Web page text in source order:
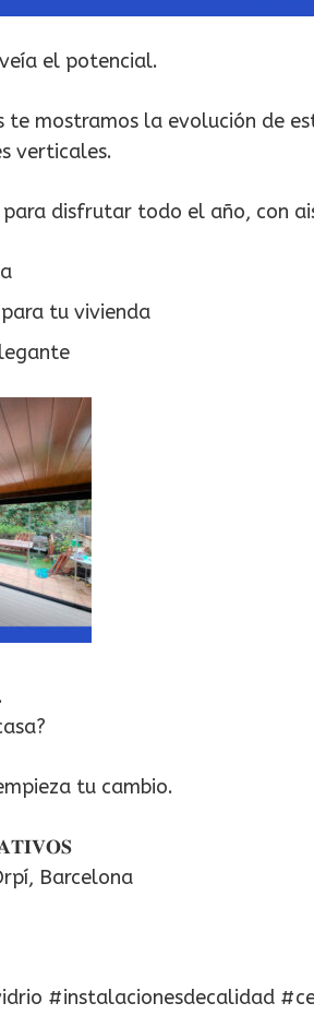
el potencial.
te mostramos la evolución de
verticales.
disfrutar todo el año, con
tu vivienda
tu cambio.
Barcelona
#instalacionesdecalidad